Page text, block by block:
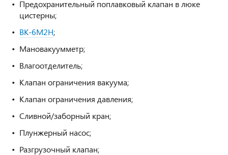
Предохранительный поплавковый клапан в люке
цистерны;
ВК-6М2Н;
Мановакуумметр;
Влагоотделитель;
Клапан ограничения вакуума;
Клапан ограничения давления;
Cливной/заборный кран;
Плунжерный насос;
Разгрузочный клапан;